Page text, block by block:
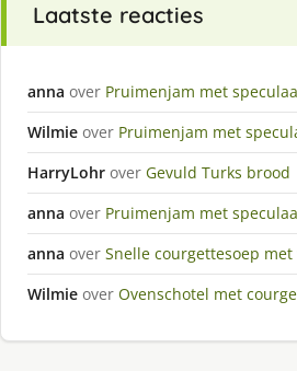
Laatste reacties
anna over Pruimenjam met
Wilmie over Pruimenjam met
HarryLohr over Gevuld Turks brood
anna over Pruimenjam met
anna over Snelle courgettesoep met
Wilmie over Ovenschotel met